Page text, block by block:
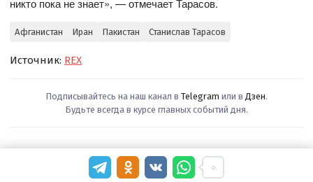
никто пока не знает», — отмечает Тарасов.
Афганистан Иран Пакистан Станислав Тарасов
Источник: REX
Подписывайтесь на наш канал в Telegram или в Дзен.
Будьте всегда в курсе главных событий дня.